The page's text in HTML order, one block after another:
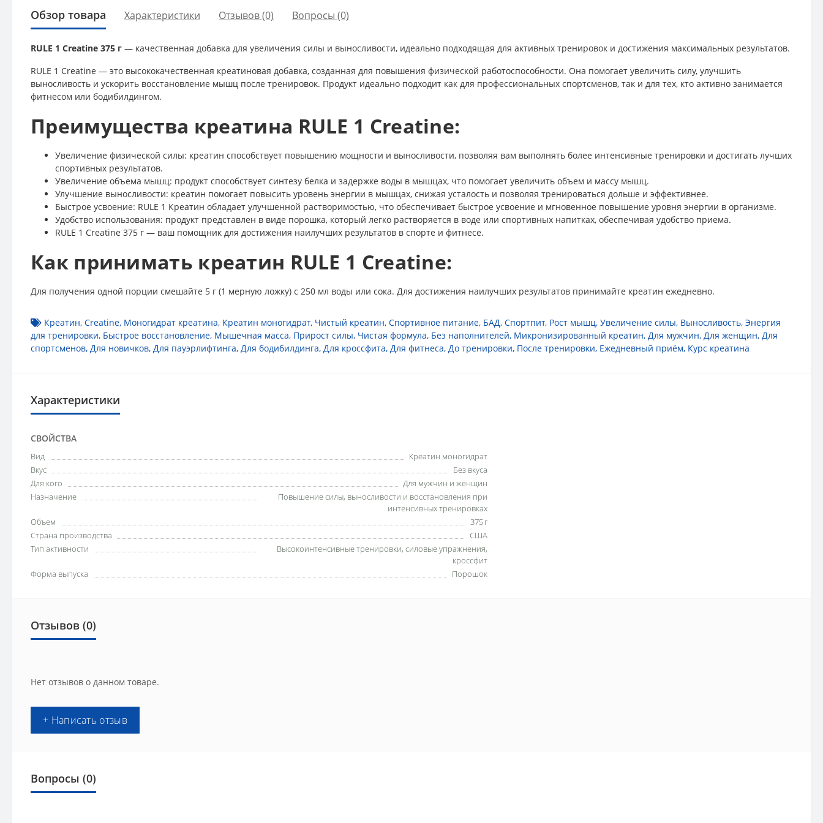
Обзор товара Характеристики Отзывов (0) Вопросы (0)
RULE 1 Creatine 375 г — качественная добавка для увеличения силы и выносливости, идеально подходящая для активных тренировок и достижения максимальных результатов.
RULE 1 Creatine — это высококачественная креатиновая добавка, созданная для повышения физической работоспособности. Она помогает увеличить силу, улучшить
выносливость и ускорить восстановление мышц после тренировок. Продукт идеально подходит как для профессиональных спортсменов, так и для тех, кто активно занимается
фитнесом или бодибилдингом.
Преимущества креатина RULE 1 Creatine:
Увеличение физической силы: креатин способствует повышению мощности и выносливости, позволяя вам выполнять более интенсивные тренировки и достигать лучших
спортивных результатов.
Увеличение объема мышц: продукт способствует синтезу белка и задержке воды в мышцах, что помогает увеличить объем и массу мышц.
Улучшение выносливости: креатин помогает повысить уровень энергии в мышцах, снижая усталость и позволяя тренироваться дольше и эффективнее.
Быстрое усвоение: RULE 1 Креатин обладает улучшенной растворимостью, что обеспечивает быстрое усвоение и мгновенное повышение уровня энергии в организме.
Удобство использования: продукт представлен в виде порошка, который легко растворяется в воде или спортивных напитках, обеспечивая удобство приема.
RULE 1 Creatine 375 г — ваш помощник для достижения наилучших результатов в спорте и фитнесе.
Как принимать креатин RULE 1 Creatine:
Для получения одной порции смешайте 5 г (1 мерную ложку) с 250 мл воды или сока. Для достижения наилучших результатов принимайте креатин ежедневно.
Креатин, Creatine, Моногидрат креатина, Креатин моногидрат, Чистый креатин, Спортивное питание, БАД, Спортпит, Рост мышц, Увеличение силы, Выносливость, Энергия
для тренировки, Быстрое восстановление, Мышечная масса, Прирост силы, Чистая формула, Без наполнителей, Микронизированный креатин, Для мужчин, Для женщин, Для
спортсменов, Для новичков, Для пауэрлифтинга, Для бодибилдинга, Для кроссфита, Для фитнеса, До тренировки, После тренировки, Ежедневный приём, Курс креатина
Характеристики
СВОЙСТВА
Вид
Креатин моногидрат
Вкус
Без вкуса
Для кого
Для мужчин и женщин
Назначение
Повышение силы, выносливости и восстановления при
интенсивных тренировках
Объем
375 г
Страна производства
США
Тип активности
Высокоинтенсивные тренировки, силовые упражнения,
кроссфит
Форма выпуска
Порошок
Отзывов (0)
Нет отзывов о данном товаре.
+ Написать отзыв
Вопросы (0)